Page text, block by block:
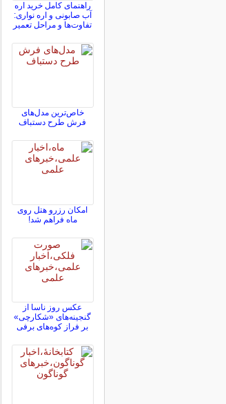
راهنمای کامل خرید اره
آب صابونی و اره نواری:
تفاوت‌ها و مراحل تعمیر
خاص‌ترین مدل‌های
فرش طرح دستباف
امکان رزرو هتل روی
ماه فراهم شد!
عکس روز ناسا از
گنجینه‌های «شکارچی»
بر فراز کوه‌های برفی